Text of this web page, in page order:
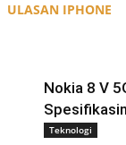
ULASAN IPHONE
Nokia 8 V
Teknologi